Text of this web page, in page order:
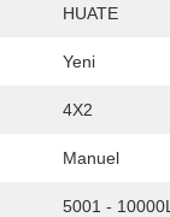
HUATE
Yeni
4X2
Manuel
5001 - 10000L